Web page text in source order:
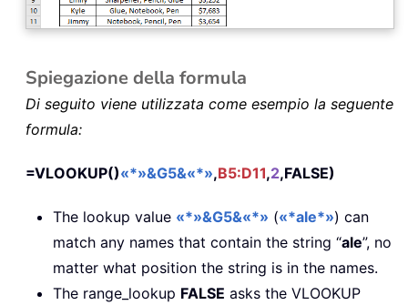
Spiegazione della formula
Di seguito viene utilizzata come esempio la seguente
formula:
=VLOOKUP()«*»&G5&«*»,B5:D11,2,FALSE)
The lookup value «*»&G5&«*» («*ale*») can
match any names that contain the string “ale”, no
matter what position the string is in the names.
The range_lookup FALSE asks the VLOOKUP